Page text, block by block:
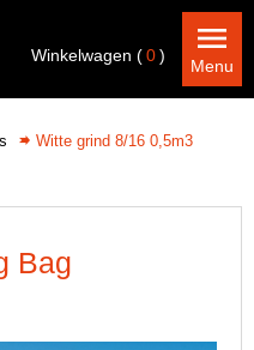
Winkelwagen (0)
Menu
Witte grind 8/16 0,5m3
Bag